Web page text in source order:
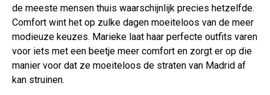
de meeste mensen thuis waarschijnlijk precies hetzelfde.
Comfort wint het op zulke dagen moeiteloos van de meer
modieuze keuzes. Marieke laat haar perfecte outfits varen
voor iets met een beetje meer comfort en zorgt er op die
manier voor dat ze moeiteloos de straten van Madrid af
kan struinen.